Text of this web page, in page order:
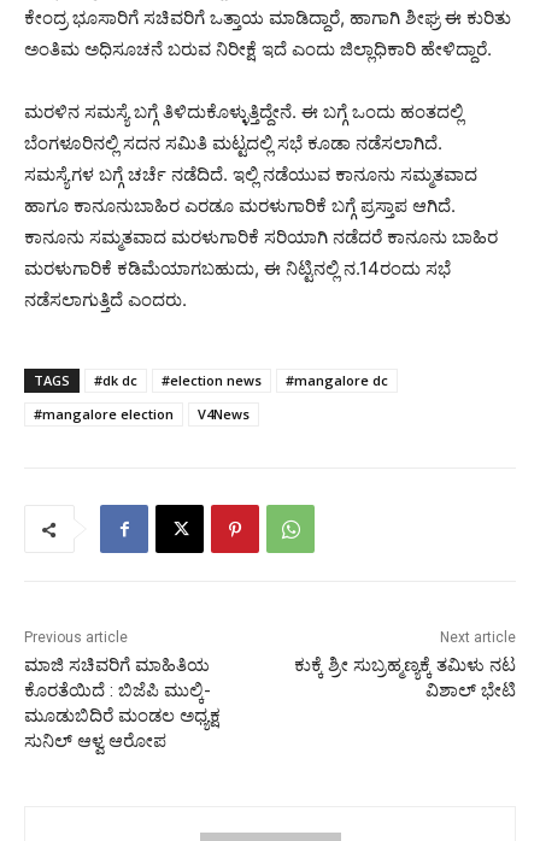
ಕೇಂದ್ರ ಭೂಸಾರಿಗೆ ಸಚಿವರಿಗೆ ಒತ್ತಾಯ ಮಾಡಿದ್ದಾರೆ, ಹಾಗಾಗಿ ಶೀಘ್ರ ಈ ಕುರಿತು
ಅಂತಿಮ ಅಧಿಸೂಚನೆ ಬರುವ ನಿರೀಕ್ಷೆ ಇದೆ ಎಂದು ಜಿಲ್ಲಾಧಿಕಾರಿ ಹೇಳಿದ್ದಾರೆ.
ಮರಳಿನ ಸಮಸ್ಯೆ ಬಗ್ಗೆ ತಿಳಿದುಕೊಳ್ಳುತ್ತಿದ್ದೇನೆ. ಈ ಬಗ್ಗೆ ಒಂದು ಹಂತದಲ್ಲಿ
ಬೆಂಗಳೂರಿನಲ್ಲಿ ಸದನ ಸಮಿತಿ ಮಟ್ಟದಲ್ಲಿ ಸಭೆ ಕೂಡಾ ನಡೆಸಲಾಗಿದೆ.
ಸಮಸ್ಯೆಗಳ ಬಗ್ಗೆ ಚರ್ಚೆ ನಡೆದಿದೆ. ಇಲ್ಲಿ ನಡೆಯುವ ಕಾನೂನು ಸಮ್ಮತವಾದ
ಹಾಗೂ ಕಾನೂನುಬಾಹಿರ ಎರಡೂ ಮರಳುಗಾರಿಕೆ ಬಗ್ಗೆ ಪ್ರಸ್ತಾಪ ಆಗಿದೆ.
ಕಾನೂನು ಸಮ್ಮತವಾದ ಮರಳುಗಾರಿಕೆ ಸರಿಯಾಗಿ ನಡೆದರೆ ಕಾನೂನು ಬಾಹಿರ
ಮರಳುಗಾರಿಕೆ ಕಡಿಮೆಯಾಗಬಹುದು, ಈ ನಿಟ್ಟಿನಲ್ಲಿ ನ.14ರಂದು ಸಭೆ
ನಡೆಸಲಾಗುತ್ತಿದೆ ಎಂದರು.
TAGS #dk dc #election news
#mangalore dc
#mangalore election
V4News
Previous article
ಮಾಜಿ ಸಚಿವರಿಗೆ ಮಾಹಿತಿಯ
ಕೊರತೆಯಿದೆ : ಬಿಜೆಪಿ ಮುಲ್ಕಿ-
ಮೂಡುಬಿದಿರೆ ಮಂಡಲ ಅಧ್ಯಕ್ಷ
ಸುನಿಲ್ ಆಳ್ವ ಆರೋಪ
Next article
ಕುಕ್ಕೆ ಶ್ರೀ ಸುಬ್ರಹ್ಮಣ್ಯಕ್ಕೆ ತಮಿಳು ನಟ
ವಿಶಾಲ್ ಭೇಟಿ